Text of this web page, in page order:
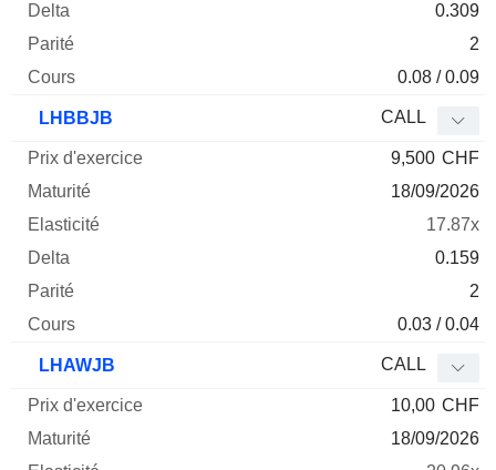
0.309
2
0.08 / 0.09
LHBBJB CALL
9,500 CHF
18/09/2026
17.87x
0.159
2
0.03 / 0.04
LHAWJB CALL
10,00 CHF
18/09/2026